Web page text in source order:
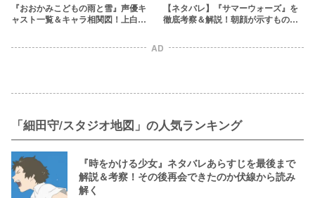
『おおかみこどもの雨と雪』声優キ
ャスト一覧＆キャラ相関図！上白石
【ネタバレ】『サマーウォーズ』を
徹底考察＆解説！朝顔が示すものと
AD
「細田守/スタジオ地図」の人気ランキング
『時をかける少女』ネタバレあらすじを最後まで
解説＆考察！その後再会できたのか伏線から読み
解く